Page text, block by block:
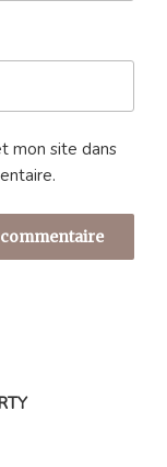
mon site dans